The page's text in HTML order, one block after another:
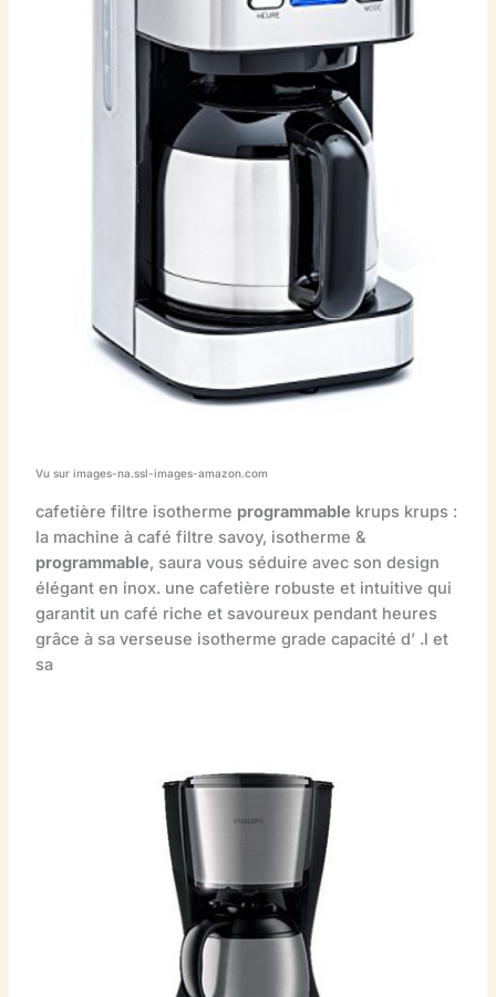
Vu sur images-na.ssl-images-amazon.com
cafetière filtre isotherme programmable krups krups :
la machine à café filtre savoy, isotherme &
programmable, saura vous séduire avec son design
élégant en inox. une cafetière robuste et intuitive qui
garantit un café riche et savoureux pendant heures
grâce à sa verseuse isotherme grade capacité d’ .l et
sa